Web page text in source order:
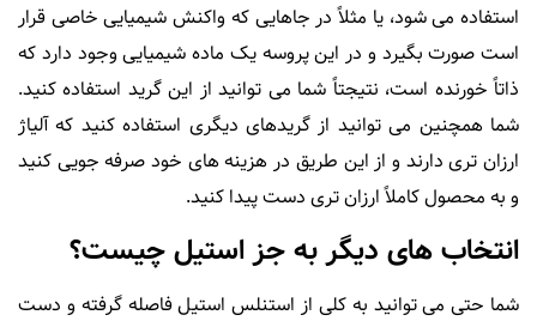
استفاده می شود، یا مثلاً در جاهایی که واکنش شیمیایی خاصی قرار
است صورت بگیرد و در این پروسه یک ماده شیمیایی وجود دارد که
ذاتاً خورنده است، نتیجتاً شما می توانید از این گرید استفاده کنید.
شما همچنین می توانید از گریدهای دیگری استفاده کنید که آلیاژ
ارزان تری دارند و از این طریق در هزینه های خود صرفه جویی کنید
و به محصول کاملاً ارزان تری دست پیدا کنید.
انتخاب های دیگر به جز استیل چیست؟
شما حتی می توانید به کلی از استنلس استیل فاصله گرفته و دست